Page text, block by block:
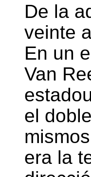
De la
veinte
En un
Van
el
era la